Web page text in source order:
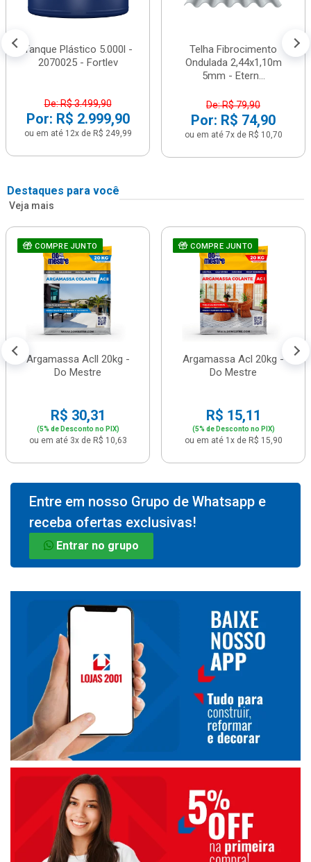
Tanque Plástico 5.000l -
2070025 - Fortlev
De: R$ 3.499,90
Por: R$ 2.999,90
ou em até 12x de R$ 249,99
Telha Fibrocimento
Ondulada 2,44x1,10m
5mm - Etern...
De: R$ 79,90
Por: R$ 74,90
ou em até 7x de R$ 10,70
Destaques para você
Veja mais
COMPRE JUNTO
Argamassa Acll 20kg -
Do Mestre
R$ 30,31
(5% de Desconto no PIX)
ou em até 3x de R$ 10,63
COMPRE JUNTO
Argamassa Acl 20kg -
Do Mestre
R$ 15,11
(5% de Desconto no PIX)
ou em até 1x de R$ 15,90
Entre em nosso Grupo de Whatsapp e
receba ofertas exclusivas!
Entrar no grupo